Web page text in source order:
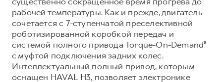
рабочей температуры. Как и прежде, двигатель
сочетается с 7-ступенчатой преселективной
роботизированной коробкой передач и
системой полного привода Torque-On-Demand⁸
с муфтой подключения задних колес.
Интеллектуальный полный привод, которым
оснащен HAVAL H3, позволяет электронике